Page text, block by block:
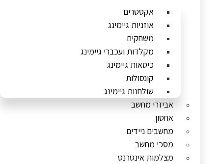
אקסטרים
אוזניות גיימינג
משחקים
מקלדות ועכברי גיימינג
כיסאות גיימינג
קונסולות
שולחנות גיימינג
אביזרי מחשב
אחסון
מחשבים ניידים
מסכי מחשב
מצלמות אינטרנט